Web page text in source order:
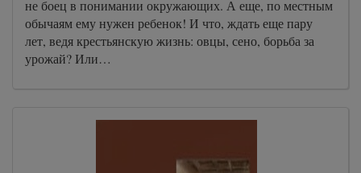
не боец в понимании окружающих. А еще, по местным
обычаям ему нужен ребенок! И что, ждать еще пару
лет, ведя крестьянскую жизнь: овцы, сено, борьба за
урожай? Или…